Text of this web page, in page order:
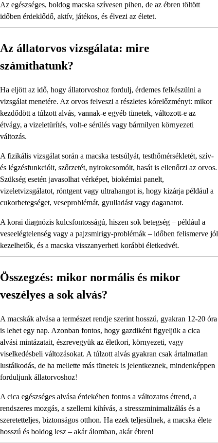
Az egészséges, boldog macska szívesen pihen, de az ébren töltött
időben érdeklődő, aktív, játékos, és élvezi az életet.
Az állatorvos vizsgálata: mire
számíthatunk?
Ha eljött az idő, hogy állatorvoshoz fordulj, érdemes felkészülni a
vizsgálat menetére. Az orvos felveszi a részletes kórelőzményt: mikor
kezdődött a túlzott alvás, vannak-e egyéb tünetek, változott-e az
étvágy, a vizeletürítés, volt-e sérülés vagy bármilyen környezeti
változás.
A fizikális vizsgálat során a macska testsúlyát, testhőmérsékletét, szív-
és légzésfunkcióit, szőrzetét, nyirokcsomóit, hasát is ellenőrzi az orvos.
Szükség esetén javasolhat vérképet, biokémiai panelt,
vizeletvizsgálatot, röntgent vagy ultrahangot is, hogy kizárja például a
cukorbetegséget, veseproblémát, gyulladást vagy daganatot.
A korai diagnózis kulcsfontosságú, hiszen sok betegség – például a
veseelégtelenség vagy a pajzsmirigy-problémák – időben felismerve jól
kezelhetők, és a macska visszanyerheti korábbi életkedvét.
Összegzés: mikor normális és mikor
veszélyes a sok alvás?
A macskák alvása a természet rendje szerint hosszú, gyakran 12-20 óra
is lehet egy nap. Azonban fontos, hogy gazdiként figyeljük a cica
alvási mintázatait, észrevegyük az életkori, környezeti, vagy
viselkedésbeli változásokat. A túlzott alvás gyakran csak ártalmatlan
lustálkodás, de ha mellette más tünetek is jelentkeznek, mindenképpen
forduljunk állatorvoshoz!
A cica egészséges alvása érdekében fontos a változatos étrend, a
rendszeres mozgás, a szellemi kihívás, a stresszminimalizálás és a
szeretetteljes, biztonságos otthon. Ha ezek teljesülnek, a macska élete
hosszú és boldog lesz – akár álomban, akár ébren!